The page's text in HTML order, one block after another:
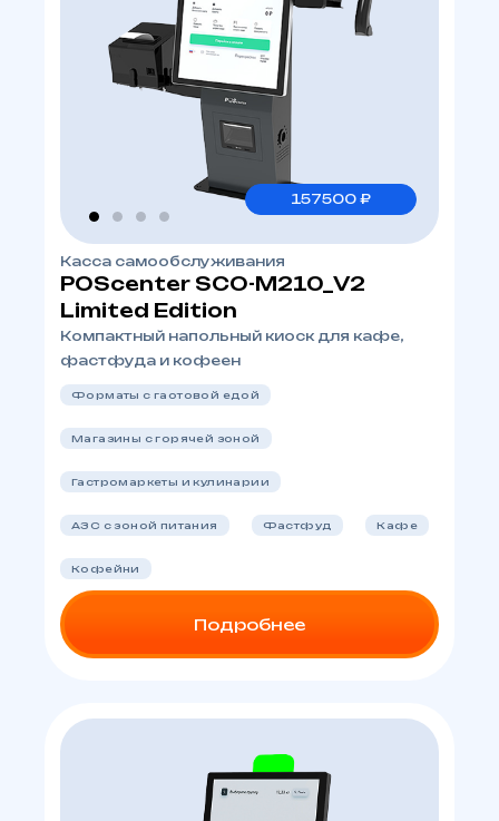
157500 ₽
Касса самообслуживания
POScenter SCO-M210_V2
Limited Edition
Компактный напольный киоск для кафе,
фастфуда и кофеен
Форматы с гaотовой едой
Магазины с горячей зоной
Гастромаркеты и кулинарии
АЗС с зоной питания Фастфуд Кафе
Кофейни
Подробнее